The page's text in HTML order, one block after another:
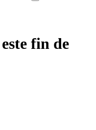
este fin de